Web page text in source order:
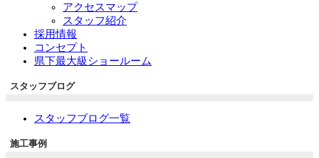
アクセスマップ
スタッフ紹介
採用情報
コンセプト
県下最大級ショールーム
スタッフブログ
スタッフブログ一覧
施工事例